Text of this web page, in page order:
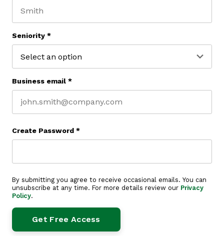
Seniority *
Business email *
Create Password *
By submitting you agree to receive occasional emails. You can
unsubscribe at any time. For more details review our Privacy
Policy.